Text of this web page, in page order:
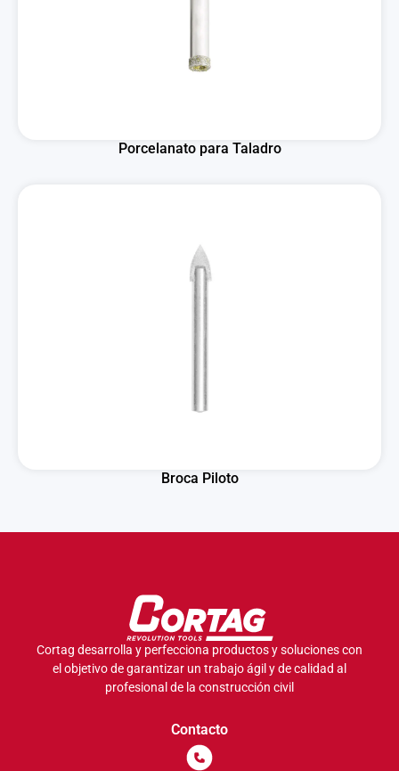
Porcelanato para Taladro
Broca Piloto
Cortag desarrolla y perfecciona productos y soluciones con
el objetivo de garantizar un trabajo ágil y de calidad al
profesional de la construcción civil
Contacto